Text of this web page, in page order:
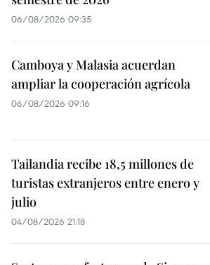
06/08/2026 09:35
Camboya y Malasia acuerdan
ampliar la cooperación agrícola
06/08/2026 09:16
Tailandia recibe 18,5 millones de
turistas extranjeros entre enero y
julio
04/08/2026 21:18